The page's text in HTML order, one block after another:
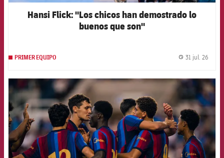
Hansi Flick: "Los chicos han demostrado lo
buenos que son"
PRIMER EQUIPO 31 jul. 26
FCB Barcelona badge